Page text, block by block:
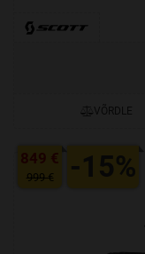
VÕRDLE
849 €
999 € -15%